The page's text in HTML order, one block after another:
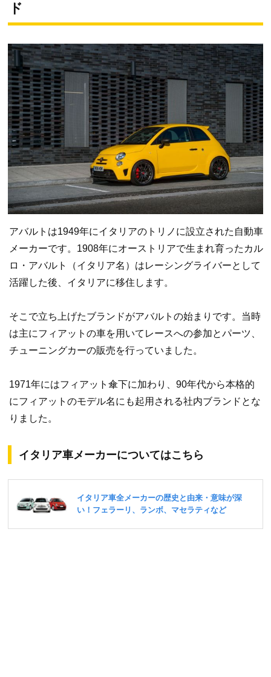
ド
アバルトは1949年にイタリアのトリノに設立された自動車
メーカーです。1908年にオーストリアで生まれ育ったカル
ロ・アバルト（イタリア名）はレーシングライバーとして
活躍した後、イタリアに移住します。
そこで立ち上げたブランドがアバルトの始まりです。当時
は主にフィアットの車を用いてレースへの参加とパーツ、
チューニングカーの販売を行っていました。
1971年にはフィアット傘下に加わり、90年代から本格的
にフィアットのモデル名にも起用される社内ブランドとな
りました。
イタリア車メーカーについてはこちら